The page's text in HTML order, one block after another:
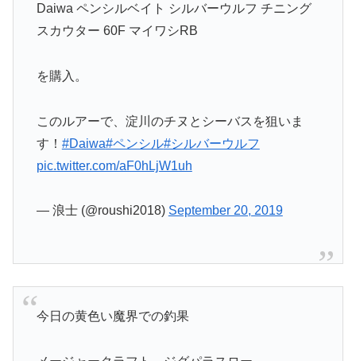
Daiwa ペンシルベイト シルバーウルフ チニング
スカウター 60F マイワシRB
を購入。
このルアーで、淀川のチヌとシーバスを狙いま
す！ #Daiwa#ペンシル#シルバーウルフ
pic.twitter.com/aF0hLjW1uh
— 浪士 (@roushi2018) September 20, 2019
今日の黄色い魔界での釣果